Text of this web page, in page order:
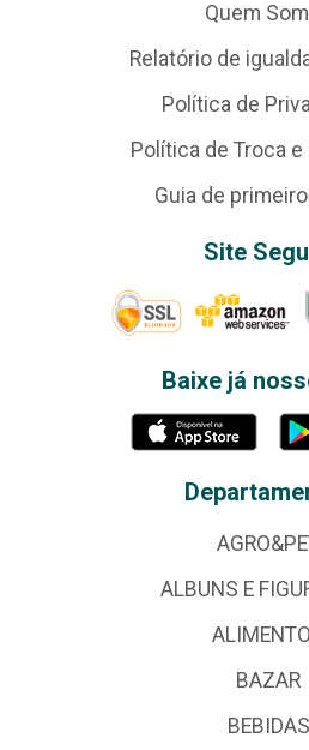
Quem
Relatório de
Política de
Política de Troca
Guia de
Site
Baixe já
ALBUNS E
BAZAR
BEBIDAS